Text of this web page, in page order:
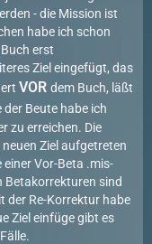
- die Mission ist
habe ich schon
erst
Ziel eingefügt, das
VOR dem Buch, läßt
der Beute habe ich
zu erreichen. Die
Ziel aufgetreten
Vor-Beta .mis-
Betakorrekturen sind
der Re-Korrektur habe
Ziel einfüge gibt es